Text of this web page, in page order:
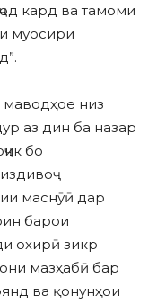
кард ва тамоми
муосири
низ
аз дин ба назар
бо
маснӯӣ дар
барои
охирӣ зикр
мазҳабӣ бар
ва қонунҳои